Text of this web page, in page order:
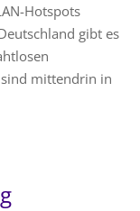
Hotspots
gibt es
mittendrin in